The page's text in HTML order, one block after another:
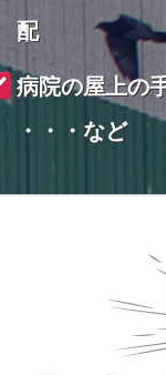
配
病院の屋上の
・・・など